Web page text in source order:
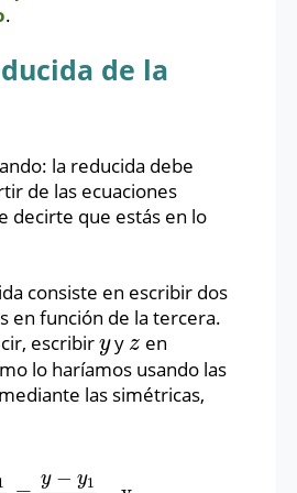
.
de la
la reducida debe
de las ecuaciones
decirte que estás en lo
consiste en escribir dos
en función de la tercera.
escribiry
yyz
z en
lo haríamos usando las
las simétricas,
y − y1